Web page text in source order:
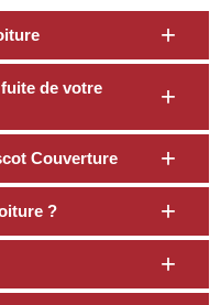
de votre
Couverture
?